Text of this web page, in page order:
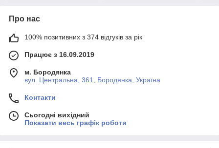
Про нас
100% позитивних з 374 відгуків за рік
Працює з 16.09.2019
м. Бородянка
вул. Центральна, 361, Бородянка, Україна
Контакти
Сьогодні вихідний
Показати весь графік роботи